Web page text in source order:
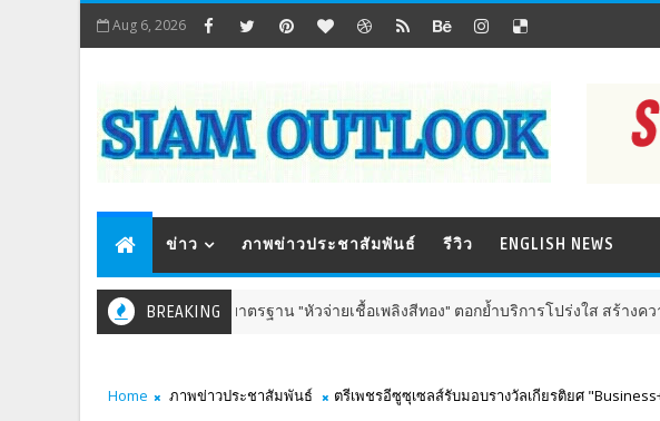
Aug 6, 2026
ข่าว ภาพข่าวประชาสัมพันธ์ รีวิว ENGLISH NEWS
BREAKING
ปั๊ม PT รับป้ายมาตรฐาน "หัวจ่ายเชื้อเพลิงสีทอง" ตอกย้ำบริการโปร่งใส สร้างความเชื่อมั่นผู้บริโ
Home ภาพข่าวประชาสัมพันธ์ ตรีเพชรอีซูซุเซลส์รับมอบรางวัลเกียรติยศ